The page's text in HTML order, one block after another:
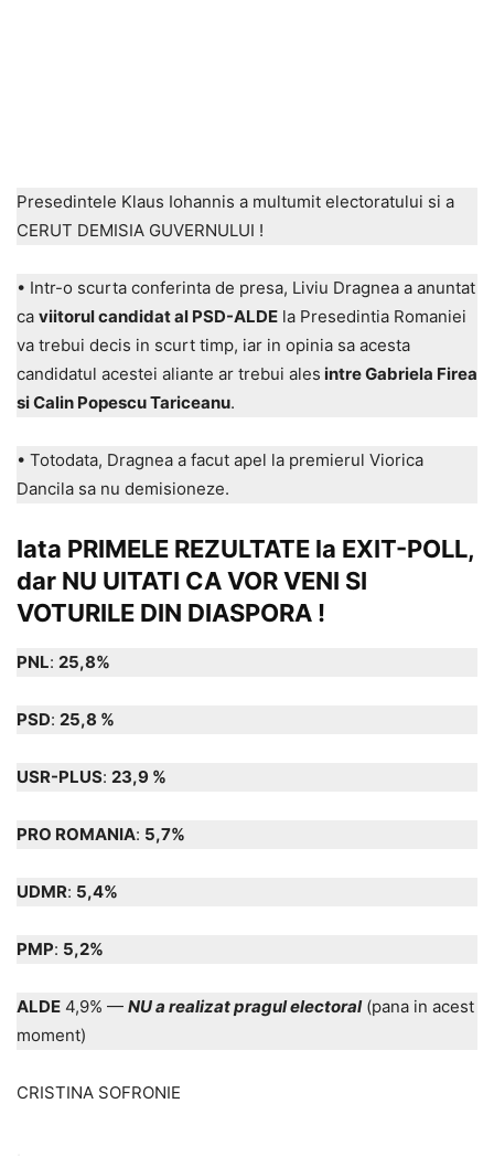
Presedintele Klaus Iohannis a multumit electoratului si a
CERUT DEMISIA GUVERNULUI !
• Intr-o scurta conferinta de presa, Liviu Dragnea a anuntat
ca viitorul candidat al PSD-ALDE la Presedintia Romaniei
va trebui decis in scurt timp, iar in opinia sa acesta
candidatul acestei aliante ar trebui ales intre Gabriela Firea
si Calin Popescu Tariceanu.
• Totodata, Dragnea a facut apel la premierul Viorica
Dancila sa nu demisioneze.
Iata PRIMELE REZULTATE la EXIT-POLL,
dar NU UITATI CA VOR VENI SI
VOTURILE DIN DIASPORA !
PNL: 25,8%
PSD: 25,8 %
USR-PLUS: 23,9 %
PRO ROMANIA: 5,7%
UDMR: 5,4%
PMP: 5,2%
ALDE 4,9% — NU a realizat pragul electoral(pana in acest
moment)
CRISTINA SOFRONIE